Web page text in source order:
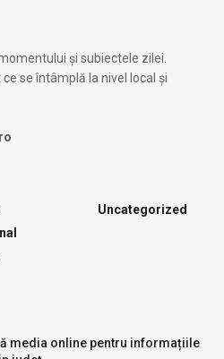
și subiectele zilei.
se întâmplă la nivel local și
Uncategorized
media online pentru informațiile